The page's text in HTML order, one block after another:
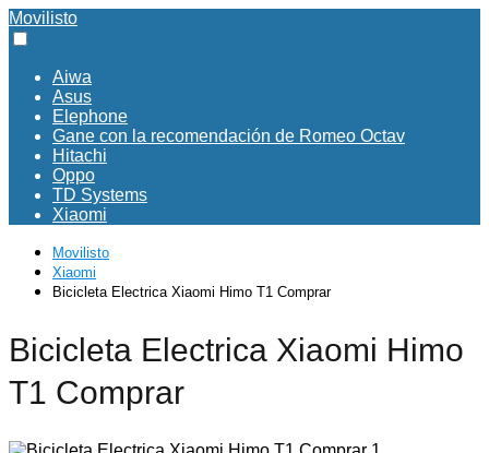
Movilisto
Aiwa
Asus
Elephone
Gane con la recomendación de Romeo Octav
Hitachi
Oppo
TD Systems
Xiaomi
Movilisto
Xiaomi
Bicicleta Electrica Xiaomi Himo T1 Comprar
Bicicleta Electrica Xiaomi Himo
T1 Comprar